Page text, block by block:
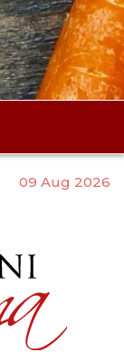
09 Aug 2026